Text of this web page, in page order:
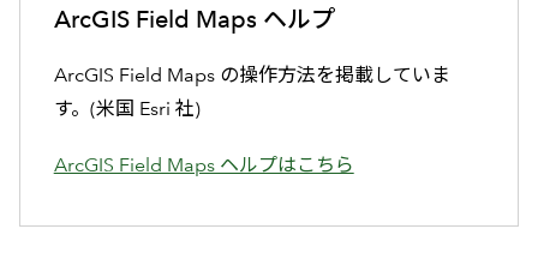
ArcGIS Field Maps ヘルプ
ArcGIS Field Maps の操作方法を掲載していま
す。(米国 Esri 社)
ArcGIS Field Maps ヘルプはこちら